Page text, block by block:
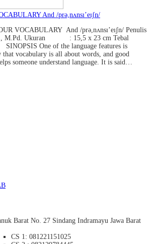
And /prǝ,nʌnsı’eıʃn/
VOCABULARY And /prǝ,nʌnsı’eıʃn/ Penulis
Ukuran : 15,5 x 23 cm Tebal
One of the language features is
vocabulary is all about words, and good
someone understand language. It is said…
Barat No. 27 Sindang Indramayu Jawa Barat
CS 1: 081221151025